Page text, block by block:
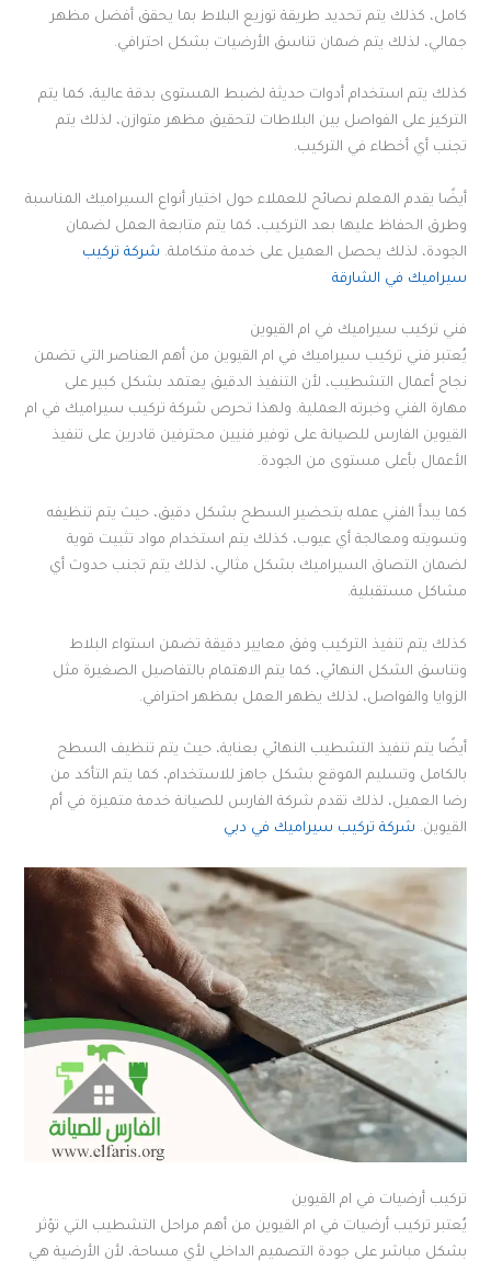
كامل، كذلك يتم تحديد طريقة توزيع البلاط بما يحقق أفضل مظهر
جمالي، لذلك يتم ضمان تناسق الأرضيات بشكل احترافي.
كذلك يتم استخدام أدوات حديثة لضبط المستوى بدقة عالية، كما يتم
التركيز على الفواصل بين البلاطات لتحقيق مظهر متوازن، لذلك يتم
تجنب أي أخطاء في التركيب.
أيضًا يقدم المعلم نصائح للعملاء حول اختيار أنواع السيراميك المناسبة
وطرق الحفاظ عليها بعد التركيب، كما يتم متابعة العمل لضمان
الجودة، لذلك يحصل العميل على خدمة متكاملة. شركة تركيب
سيراميك في الشارقة
فني تركيب سيراميك في ام القيوين
يُعتبر فني تركيب سيراميك في ام القيوين من أهم العناصر التي تضمن
نجاح أعمال التشطيب، لأن التنفيذ الدقيق يعتمد بشكل كبير على
مهارة الفني وخبرته العملية. ولهذا تحرص شركة تركيب سيراميك في ام
القيوين الفارس للصيانة على توفير فنيين محترفين قادرين على تنفيذ
الأعمال بأعلى مستوى من الجودة.
كما يبدأ الفني عمله بتحضير السطح بشكل دقيق، حيث يتم تنظيفه
وتسويته ومعالجة أي عيوب، كذلك يتم استخدام مواد تثبيت قوية
لضمان التصاق السيراميك بشكل مثالي، لذلك يتم تجنب حدوث أي
مشاكل مستقبلية.
كذلك يتم تنفيذ التركيب وفق معايير دقيقة تضمن استواء البلاط
وتناسق الشكل النهائي، كما يتم الاهتمام بالتفاصيل الصغيرة مثل
الزوايا والفواصل، لذلك يظهر العمل بمظهر احترافي.
أيضًا يتم تنفيذ التشطيب النهائي بعناية، حيث يتم تنظيف السطح
بالكامل وتسليم الموقع بشكل جاهز للاستخدام، كما يتم التأكد من
رضا العميل، لذلك تقدم شركة الفارس للصيانة خدمة متميزة في أم
القيوين. شركة تركيب سيراميك في دبي
تركيب أرضيات في ام القيوين
يُعتبر تركيب أرضيات في ام القيوين من أهم مراحل التشطيب التي تؤثر
بشكل مباشر على جودة التصميم الداخلي لأي مساحة، لأن الأرضية هي